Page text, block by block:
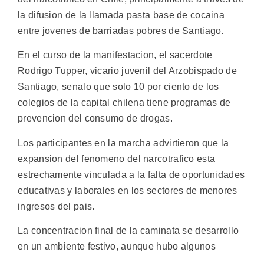
la difusion de la llamada pasta base de cocaina
entre jovenes de barriadas pobres de Santiago.
En el curso de la manifestacion, el sacerdote
Rodrigo Tupper, vicario juvenil del Arzobispado de
Santiago, senalo que solo 10 por ciento de los
colegios de la capital chilena tiene programas de
prevencion del consumo de drogas.
Los participantes en la marcha advirtieron que la
expansion del fenomeno del narcotrafico esta
estrechamente vinculada a la falta de oportunidades
educativas y laborales en los sectores de menores
ingresos del pais.
La concentracion final de la caminata se desarrollo
en un ambiente festivo, aunque hubo algunos